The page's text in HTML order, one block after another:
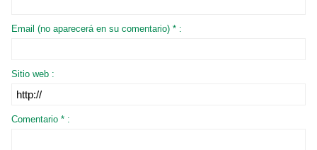
Email (no aparecerá en su comentario) * :
Sitio web :
Comentario * :